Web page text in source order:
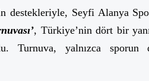
destekleriyle, Seyfi Alanya
, Türkiye’nin dört bir
Turnuva, yalnızca